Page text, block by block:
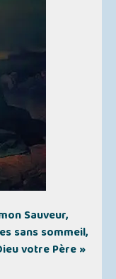
Sauveur,
sans sommeil,
votre Père »